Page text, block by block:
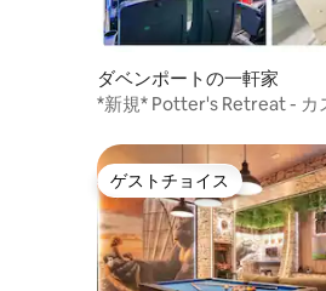
ダベンポートの一軒家
*新規* Potter's Retreat - カ
ゲストチョイス
ゲストチョイス